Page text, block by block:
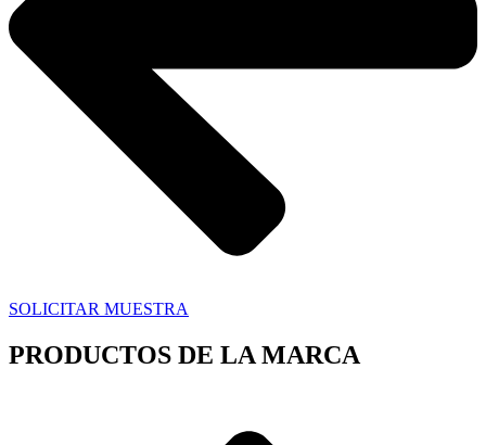
SOLICITAR MUESTRA
PRODUCTOS DE LA MARCA